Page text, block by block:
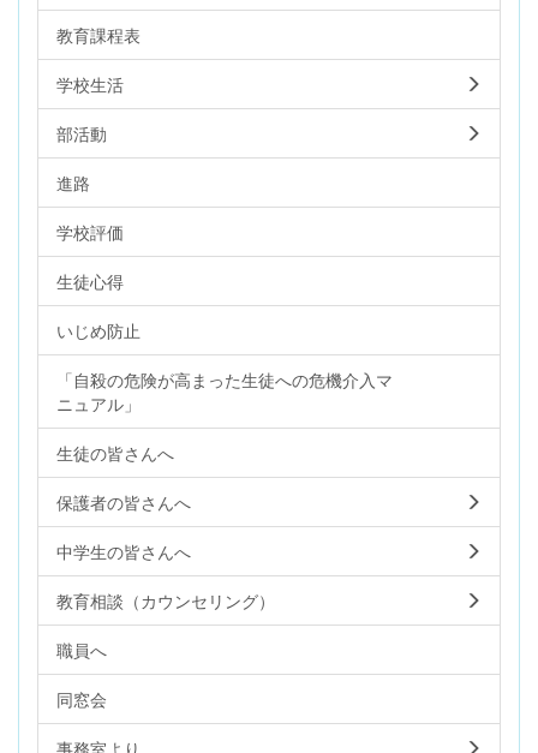
教育課程表
学校生活
部活動
進路
学校評価
生徒心得
いじめ防止
「自殺の危険が高まった生徒への危機介入マ
ニュアル」
生徒の皆さんへ
保護者の皆さんへ
中学生の皆さんへ
教育相談（カウンセリング）
職員へ
同窓会